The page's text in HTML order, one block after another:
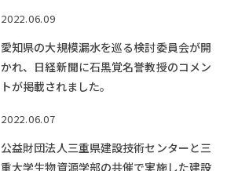
2022.06.09
愛知県の大規模漏水を巡る検討委員会が開
かれ、日経新聞に石黒覚名誉教授のコメン
トが掲載されました。
2022.06.07
公益財団法人三重県建設技術センターと三
重大学生物資源学部の共催で実施した建設